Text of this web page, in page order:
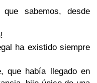
sabemos, desde
ha existido siempre
que había llegado en